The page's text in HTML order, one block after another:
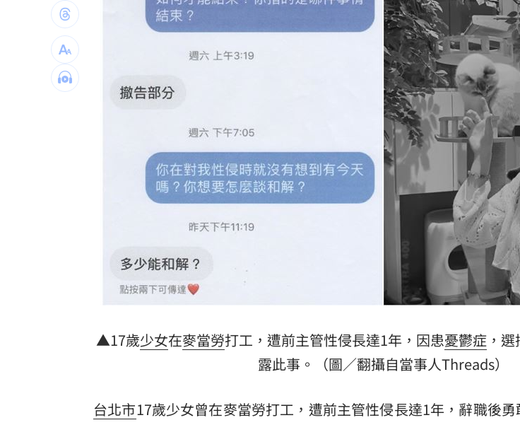
家具行名片夾5百放機車 老闆：不是我放的
男星兩度罹白血病 淚喊：老天要我放棄
搶攻美方大單！柯志恩率高雄業者對接
男星突破極限 秀服遭丟披粉紅垃圾袋登台 17:36
台灣彩券開獎直播中 20:31
LIVE三立+24小時直播
三立iNEWS新聞台線上直播
商場戰國來臨 台中「頂奢大道」逐漸成形
台彩父親節推新刮刮樂千萬頭獎超「爸」氣 12:00
「拍片人的多重宇宙」職涯論壇9/12登場！ 10:30
8國球員齊聚高雄 Formosa 7s掀足球熱潮 10:00
▲17歲少女在麥當勞打工，遭前主管性侵長達1年，因患憂鬱症，選
露此事。（圖／翻攝自當事人Threads）
台北市17歲少女曾在麥當勞打工，遭前主管性侵長達1年，辭職後